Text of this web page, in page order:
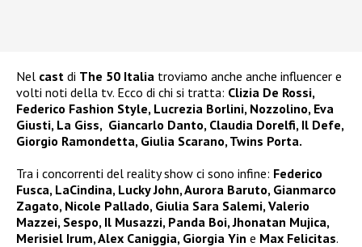
Nel cast di The 50 Italia troviamo anche anche influencer e
volti noti della tv. Ecco di chi si tratta: Clizia De Rossi,
Federico Fashion Style, Lucrezia Borlini, Nozzolino, Eva
Giusti, La Giss, Giancarlo Danto, Claudia Dorelfi, Il Defe,
Giorgio Ramondetta, Giulia Scarano, Twins Porta.
Tra i concorrenti del reality show ci sono infine: Federico
Fusca, LaCindina, Lucky John, Aurora Baruto, Gianmarco
Zagato, Nicole Pallado, Giulia Sara Salemi, Valerio
Mazzei, Sespo, Il Musazzi, Panda Boi, Jhonatan Mujica,
Merisiel Irum, Alex Caniggia, Giorgia Yin e Max Felicitas.